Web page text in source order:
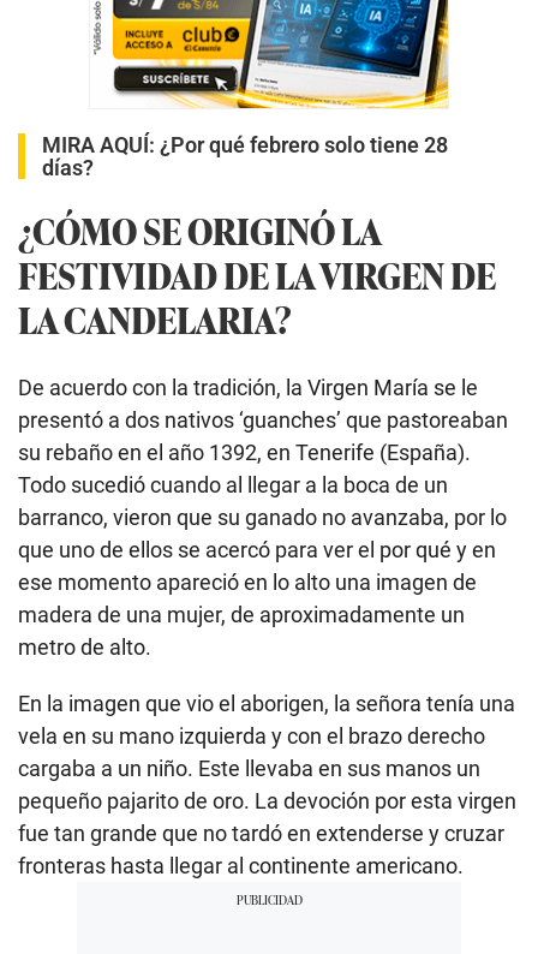
MIRA AQUÍ: ¿Por qué febrero solo tiene 28
días?
¿CÓMO SE ORIGINÓ LA
FESTIVIDAD DE LA VIRGEN DE
LA CANDELARIA?
De acuerdo con la tradición, la Virgen María se le
presentó a dos nativos ‘guanches’ que pastoreaban
su rebaño en el año 1392, en Tenerife (España).
Todo sucedió cuando al llegar a la boca de un
barranco, vieron que su ganado no avanzaba, por lo
que uno de ellos se acercó para ver el por qué y en
ese momento apareció en lo alto una imagen de
madera de una mujer, de aproximadamente un
metro de alto.
En la imagen que vio el aborigen, la señora tenía una
vela en su mano izquierda y con el brazo derecho
cargaba a un niño. Este llevaba en sus manos un
pequeño pajarito de oro. La devoción por esta virgen
fue tan grande que no tardó en extenderse y cruzar
fronteras hasta llegar al continente americano.